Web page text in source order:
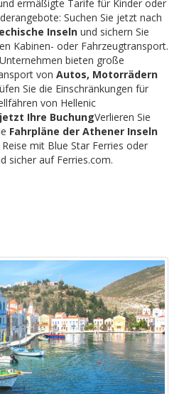
ermäßigte Tarife für Kinder oder
Suchen Sie jetzt nach
Inseln und sichern Sie
Kabinen- oder Fahrzeugtransport.
bieten große
von Autos, Motorrädern
Sie die Einschränkungen für
von Hellenic
Ihre BuchungVerlieren Sie
Fahrpläne der Athener Inseln
mit Blue Star Ferries oder
sicher auf Ferries.com.